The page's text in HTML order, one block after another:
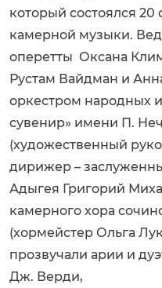
который состоялся 20
камерной музыки.
оперетты Оксана
Рустам Вайдман и
оркестром народных
сувенир» имени П.
(художественный
дирижер –
Адыгея Григорий
камерного хора
(хормейстер Ольга
прозвучали арии и
Дж. Верди,